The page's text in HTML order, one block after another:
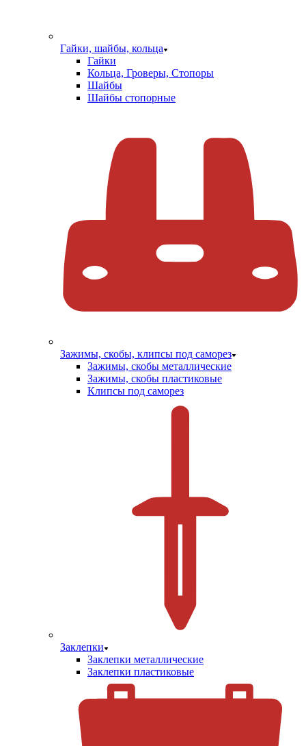
Гайки, шайбы, кольца
Гайки
Кольца, Гроверы, Стопоры
Шайбы
Шайбы стопорные
Зажимы, скобы, клипсы под саморез
Зажимы, скобы металлические
Зажимы, скобы пластиковые
Клипсы под саморез
Заклепки
Заклепки металлические
Заклепки пластиковые